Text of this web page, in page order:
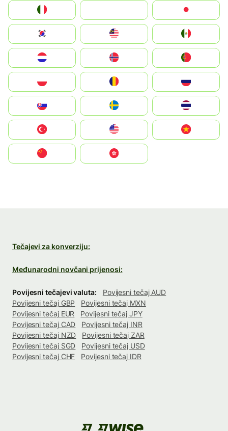
South Korea
United States
中國香港特別行政區
Tečajevi za konverziju:
Međunarodni novčani prijenosi:
Povijesni tečajevi valuta:
Povijesni tečaj AUD
Povijesni tečaj GBP
Povijesni tečaj MXN
Povijesni tečaj EUR
Povijesni tečaj JPY
Povijesni tečaj CAD
Povijesni tečaj INR
Povijesni tečaj NZD
Povijesni tečaj ZAR
Povijesni tečaj SGD
Povijesni tečaj USD
Povijesni tečaj CHF
Povijesni tečaj IDR